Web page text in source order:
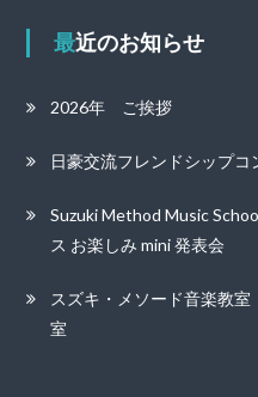
最近のお知らせ
2026年 ご挨拶
日豪交流フレンドシップコ
Suzuki Method Music
ス お楽しみ mini 発表会
スズキ・メソード音楽教
室